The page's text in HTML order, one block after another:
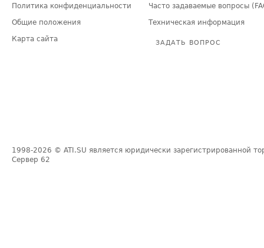
Политика конфиденциальности
Общие положения
Карта сайта
Часто задаваемые вопросы
Техническая информация
ЗАДАТЬ ВОПРОС
1998-2026 © ATI.SU является юридически зарегистрированной
Сервер 62